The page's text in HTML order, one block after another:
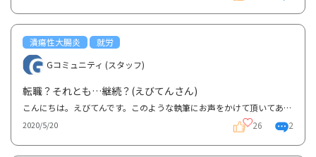
潰瘍性大腸炎
就労
Gコミュニティ (スタッフ)
転職？それとも…継続？(えびてんさん)
こんにちは。えびてんです。このような執筆にお声をかけて頂いてありがとうございます。私の体験が皆様...
2020/5/20 26 2